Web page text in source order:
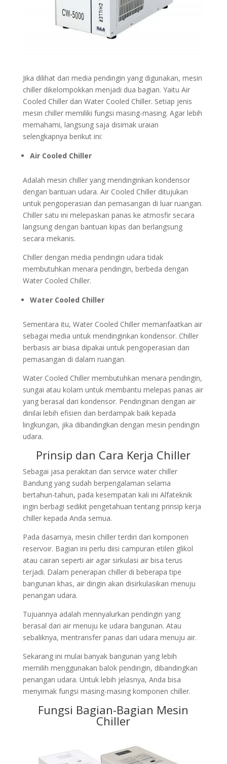
Jika dilihat dari media pendingin yang digunakan, mesin
chiller dikelompokkan menjadi dua bagian. Yaitu Air
Cooled Chiller dan Water Cooled Chiller. Setiap jenis
mesin chiller memiliki fungsi masing-masing. Agar lebih
memahami, langsung saja disimak uraian
selengkapnya berikut ini:
Air Cooled Chiller
Adalah mesin chiller yang mendinginkan kondensor
dengan bantuan udara. Air Cooled Chiller ditujukan
untuk pengoperasian dan pemasangan di luar ruangan.
Chiller satu ini melepaskan panas ke atmosfir secara
langsung dengan bantuan kipas dan berlangsung
secara mekanis.
Chiller dengan media pendingin udara tidak
membutuhkan menara pendingin, berbeda dengan
Water Cooled Chiller.
Water Cooled Chiller
Sementara itu, Water Cooled Chiller memanfaatkan air
sebagai media untuk mendinginkan kondensor. Chiller
berbasis air biasa dipakai untuk pengoperasian dan
pemasangan di dalam ruangan.
Water Cooled Chiller membutuhkan menara pendingin,
sungai atau kolam untuk membantu melepas panas air
yang berasal dari kondensor. Pendinginan dengan air
dinilai lebih efisien dan berdampak baik kepada
lingkungan, jika dibandingkan dengan mesin pendingin
udara.
Prinsip dan Cara Kerja Chiller
Sebagai jasa perakitan dan service water chiller
Bandung yang sudah berpengalaman selama
bertahun-tahun, pada kesempatan kali ini Alfateknik
ingin berbagi sedikit pengetahuan tentang prinsip kerja
chiller kepada Anda semua.
Pada dasarnya, mesin chiller terdiri dari komponen
reservoir. Bagian ini perlu diisi campuran etilen glikol
atau cairan seperti air agar sirkulasi air bisa terus
terjadi. Dalam penerapan chiller di beberapa tipe
bangunan khas, air dingin akan disirkulasikan menuju
penangan udara.
Tujuannya adalah mennyalurkan pendingin yang
berasal dari air menuju ke udara bangunan. Atau
sebaliknya, mentransfer panas dari udara menuju air.
Sekarang ini mulai banyak bangunan yang lebih
memilih menggunakan balok pendingin, dibandingkan
penangan udara. Untuk lebih jelasnya, Anda bisa
menyimak fungsi masing-masing komponen chiller.
Fungsi Bagian-Bagian Mesin
Chiller